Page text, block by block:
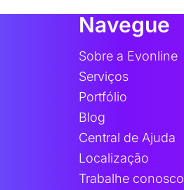
Navegue
Sobre a Evonline
Serviços
Portfólio
Blog
Central de Ajuda
Localização
Trabalhe conosco